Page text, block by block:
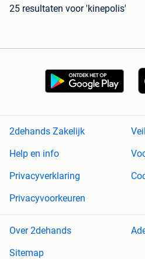
25 resultaten voor 'kinepolis'
2dehands Zakelijk
Help en info
Privacyverklaring
Privacyvoorkeuren
Over 2dehands
Sitemap